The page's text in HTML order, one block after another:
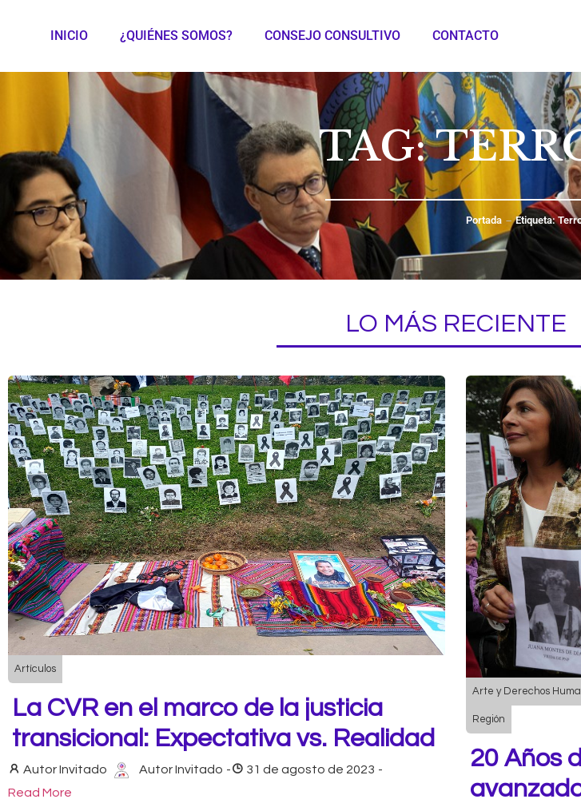
INICIO ¿QUIÉNES SOMOS? CONSEJO CONSULTIVO CONTACTO
TAG:
Portada Etiqueta:
LO MÁS RECIENTE
Artículos
La CVR en el marco de la justicia
transicional: Expectativa vs. Realidad
Autor Invitado Autor Invitado - 31 de agosto de 2023 -
Read More
Arte y Derechos
Región
20 Años